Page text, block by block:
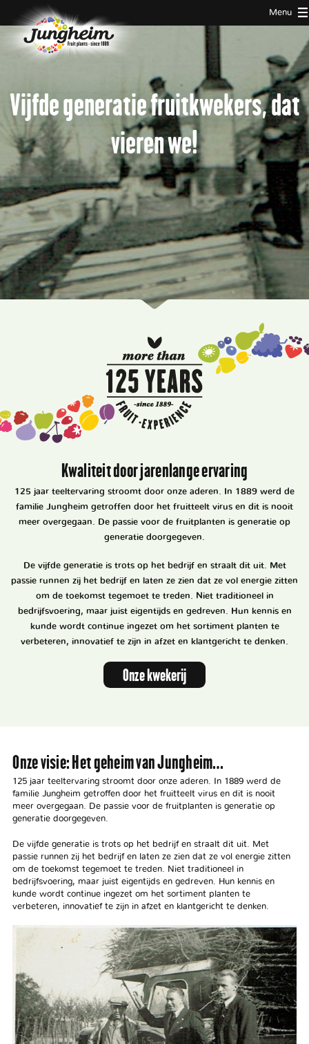
Menu
Vijfde generatie fruitkwekers, dat
vieren we!
Kwaliteit door jarenlange ervaring
125 jaar teeltervaring stroomt door onze aderen. In 1889 werd de
familie Jungheim getroffen door het fruitteelt virus en dit is nooit
meer overgegaan. De passie voor de fruitplanten is generatie op
generatie doorgegeven.
De vijfde generatie is trots op het bedrijf en straalt dit uit. Met
passie runnen zij het bedrijf en laten ze zien dat ze vol energie zitten
om de toekomst tegemoet te treden. Niet traditioneel in
bedrijfsvoering, maar juist eigentijds en gedreven. Hun kennis en
kunde wordt continue ingezet om het sortiment planten te
verbeteren, innovatief te zijn in afzet en klantgericht te denken.
Onze kwekerij
Onze visie: Het geheim van Jungheim…
125 jaar teeltervaring stroomt door onze aderen. In 1889 werd de
familie Jungheim getroffen door het fruitteelt virus en dit is nooit
meer overgegaan. De passie voor de fruitplanten is generatie op
generatie doorgegeven.
De vijfde generatie is trots op het bedrijf en straalt dit uit. Met
passie runnen zij het bedrijf en laten ze zien dat ze vol energie zitten
om de toekomst tegemoet te treden. Niet traditioneel in
bedrijfsvoering, maar juist eigentijds en gedreven. Hun kennis en
kunde wordt continue ingezet om het sortiment planten te
verbeteren, innovatief te zijn in afzet en klantgericht te denken.